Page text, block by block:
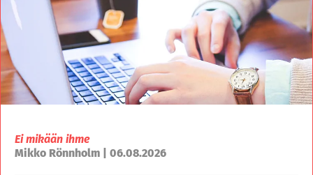
Ei mikään ihme
Mikko Rönnholm | 06.08.2026